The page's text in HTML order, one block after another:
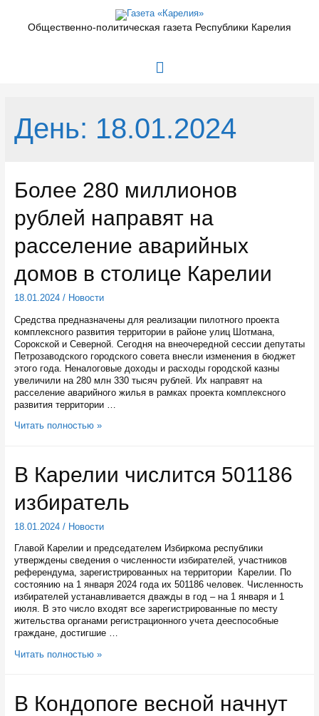
содержимомуОбщественно-политическая газета Республики Карелия
Главное
День: 18.01.2024
Более 280 миллионов
рублей направят на
расселение аварийных
домов в столице Карелии
18.01.2024/ Новости
Средства предназначены для реализации пилотного проекта
комплексного развития территории в районе улиц Шотмана,
Сорокской и Северной. Сегодня на внеочередной сессии депутаты
Петрозаводского городского совета внесли изменения в бюджет
этого года. Неналоговые доходы и расходы городской казны
увеличили на 280 млн 330 тысяч рублей. Их направят на
расселение аварийного жилья в рамках проекта комплексного
развития территории …
Более
направят
на
расселение
аварийных
домов
столице
Карелии
Читать полностью »
В Карелии числится 501186
избиратель
18.01.2024/ Новости
Главой Карелии и председателем Избиркома республики
утверждены сведения о численности избирателей, участников
референдума, зарегистрированных на территории Карелии. По
состоянию на 1 января 2024 года их 501186 человек. Численность
избирателей устанавливается дважды в год – на 1 января и 1
июля. В это число входят все зарегистрированные по месту
жительства органами регистрационного учета дееспособные
граждане, достигшие …
В
избиратель
Читать полностью »
В Кондопоге весной начнут